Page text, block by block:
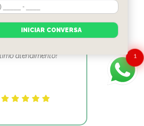
Marins Mansur
atendimento! 1
INICIAR CONVERSA